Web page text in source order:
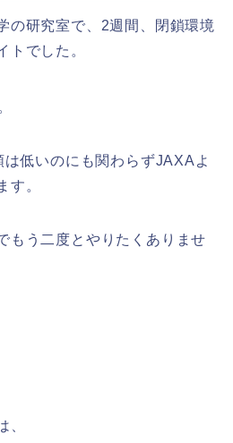
の研究室で、2週間、閉鎖環境
トでした。
低いのにも関わらずJAXAよ
す。
もう二度とやりたくありませ
、